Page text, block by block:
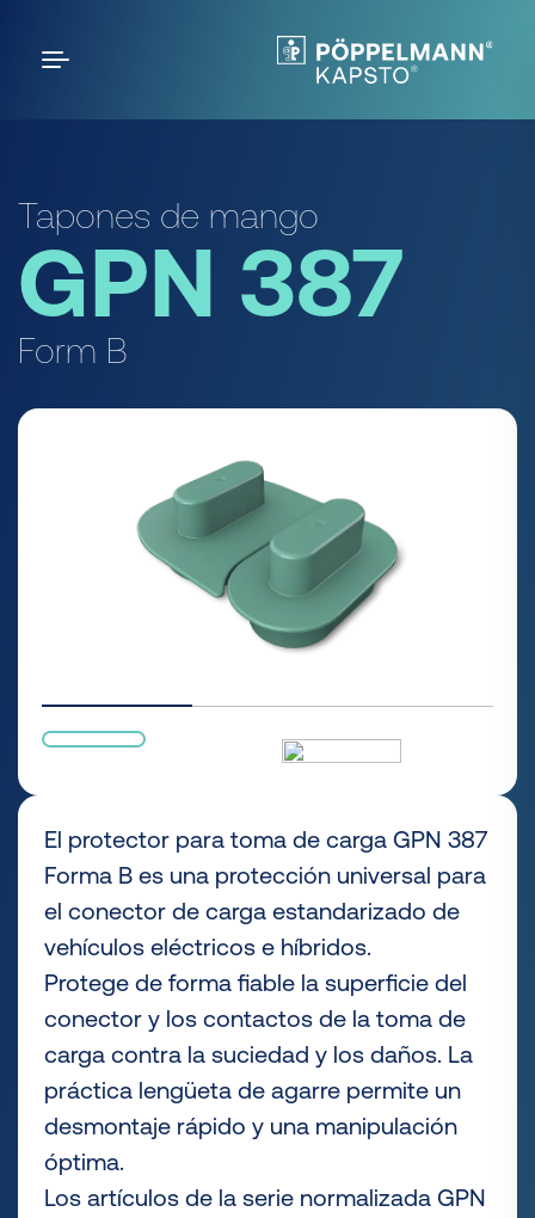
Tapones de mango
GPN 387
Form B
El protector para toma de carga GPN 387
Forma B es una protección universal para
el conector de carga estandarizado de
vehículos eléctricos e híbridos.
Protege de forma fiable la superficie del
conector y los contactos de la toma de
carga contra la suciedad y los daños. La
práctica lengüeta de agarre permite un
desmontaje rápido y una manipulación
óptima.
Los artículos de la serie normalizada GPN